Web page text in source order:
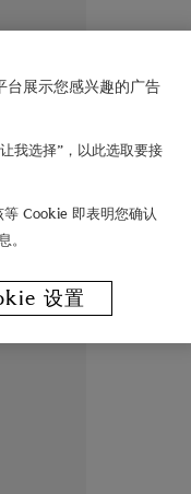
台展示您感兴趣的广告
我选择”，以此选取要接
等 Cookie 即表明您确认
。
设置